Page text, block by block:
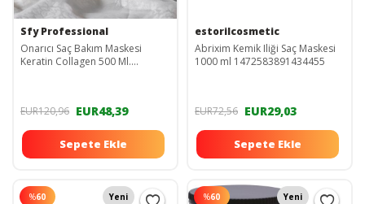
Sfy Professional
Onarıcı Saç Bakım Maskesi
Keratin Collagen 500 Ml.
EUR120,96 EUR48,39
Sepete Ekle
estorilcosmetic
Abrixim Kemik Iliği Saç Maskesi
1000 ml 1472583891434455
EUR72,56 EUR29,03
Sepete Ekle
%60 Yeni %60 Yeni